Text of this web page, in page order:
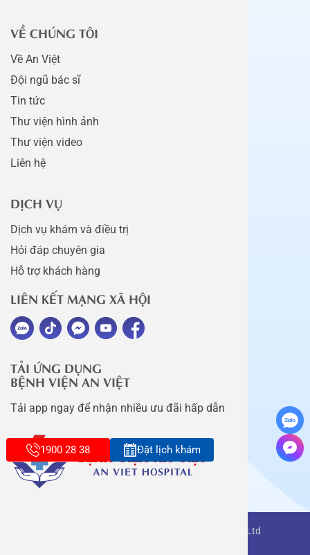
VỀ CHÚNG TÔI
Về An Việt
Đội ngũ bác sĩ
Tin tức
Thư viện hình ảnh
Thư viện video
Liên hệ
DỊCH VỤ
Dịch vụ khám và điều trị
Hỏi đáp chuyên gia
Hỗ trợ khách hàng
LIÊN KẾT MẠNG XÃ HỘI
TẢI ỨNG DỤNG
BỆNH VIỆN AN VIỆT
Tải app ngay để nhận nhiều ưu đãi hấp dẫn
Copyright belongs to An Viet Thang Long Co., Ltd
1900 28 38 Đặt lịch khám